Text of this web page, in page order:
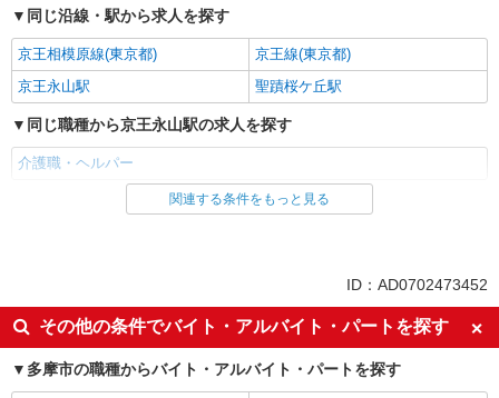
同じ沿線・駅から求人を探す
京王相模原線(東京都)
京王線(東京都)
京王永山駅
聖蹟桜ケ丘駅
同じ職種から京王永山駅の求人を探す
介護職・ヘルパー
同じ雇用形態から京王永山駅の求人を探す
入社日応相談
新卒・第二新卒歓迎
女性活躍中
ミドル（40代～）活躍中
エルダー（50代～）活躍中
自転車通勤OK
関連する条件をもっと見る
ID：AD0702473452
その他の条件でバイト・アルバイト・パートを探す
多摩市の職種からバイト・アルバイト・パートを探す